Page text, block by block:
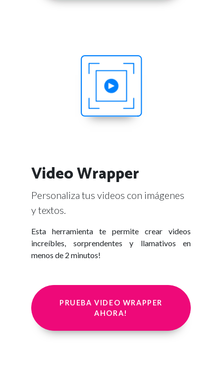
Video Wrapper
Personaliza tus videos con imágenes
y textos.
Esta herramienta te permite crear videos
increíbles, sorprendentes y llamativos en
menos de 2 minutos!
PRUEBA VIDEO WRAPPER
AHORA!